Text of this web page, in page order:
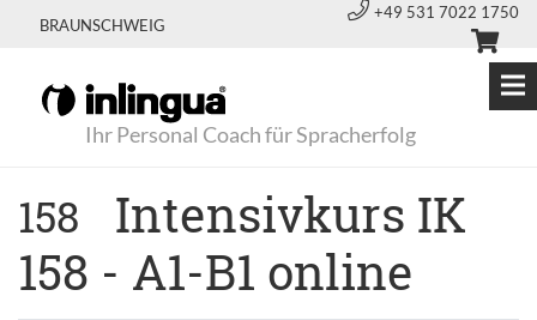
BRAUNSCHWEIG
+49 531 7022 1750
Ihr Personal Coach für Spracherfolg
158 Intensivkurs IK
158 - A1-B1 online